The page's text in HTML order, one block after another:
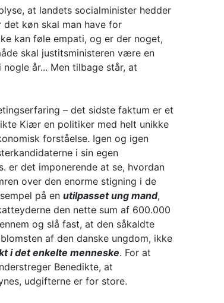
at landets socialminister hedder
køn skal man have for
kan føle empati, og er der noget,
skal justitsministeren være en
år... Men tilbage står, at
– det sidste faktum er et
Kiær en politiker med helt unikke
forståelse. Igen og igen
i sin egen
er det imponerende at se, hvordan
over den enorme stigning i de
på en utilpasset ung mand,
den nette sum af 600.000
og slå fast, at den såkaldte
af den danske ungdom, ikke
i det enkelte menneske. For at
Benedikte, at
udgifterne er for store.